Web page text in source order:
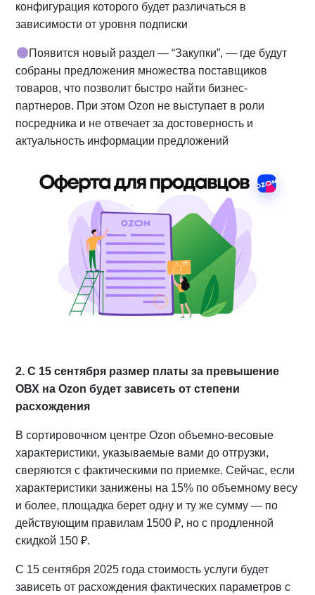
конфигурация которого будет различаться в
зависимости от уровня подписки
Появится новый раздел — “Закупки”, — где будут
собраны предложения множества поставщиков
товаров, что позволит быстро найти бизнес-
партнеров. При этом Ozon не выступает в роли
посредника и не отвечает за достоверность и
актуальность информации предложений
2. С 15 сентября размер платы за превышение
ОВХ на Ozon будет зависеть от степени
расхождения
В сортировочном центре Ozon объемно-весовые
характеристики, указываемые вами до отгрузки,
сверяются с фактическими по приемке. Сейчас, если
характеристики занижены на 15% по объемному весу
и более, площадка берет одну и ту же сумму — по
действующим правилам 1500 ₽, но с продленной
скидкой 150 ₽.
С 15 сентября 2025 года стоимость услуги будет
зависеть от расхождения фактических параметров с